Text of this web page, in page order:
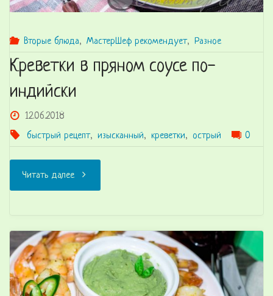
Вторые блюда, МастерШеф рекомендует, Разное
Креветки в пряном соусе по-
индийски
12.06.2018
быстрый рецепт, изысканный, креветки, острый 0
Читать далее"Креветки
пряном
соусе
по-